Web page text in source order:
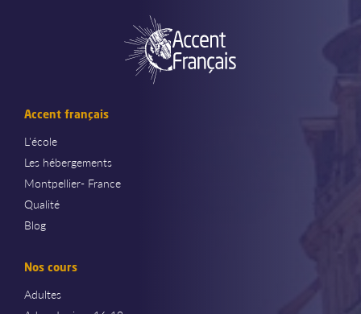
Accent français
L'école
Les hébergements
Montpellier- France
Qualité
Blog
Nos cours
Adultes